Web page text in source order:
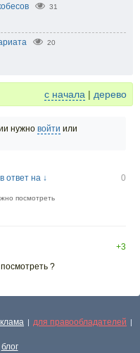
31
20
с начала | дерево
нужно войти или
в ответ на ↓ 0
посмотреть
+3
?
| для правообладателей |
блог